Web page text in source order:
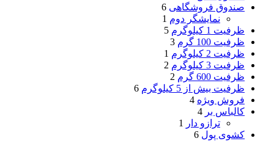
صندوق فروشگاهی 6
نمایشگر دوم 1
ظرفیت 1 کیلوگرم
5
ظرفیت 100 گرم
3
ظرفیت 2 کیلوگرم
1
ظرفیت 3 کیلوگرم
2
ظرفیت 600 گرم
2
ظرفیت بیش از 5 کیلوگرم
6
فروش ویژه 4
کالباس بر 4
ترازو دار
1
کشوی پول 6